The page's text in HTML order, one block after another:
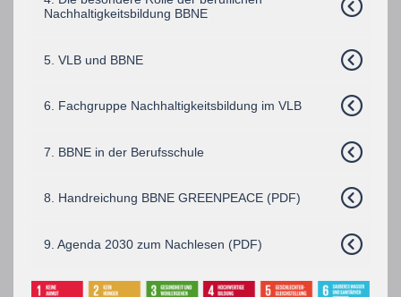
Nachhaltigkeitsbildung BBNE
5. VLB und BBNE
6. Fachgruppe Nachhaltigkeitsbildung im VLB
7. BBNE in der Berufsschule
8. Handreichung BBNE GREENPEACE (PDF)
9. Agenda 2030 zum Nachlesen (PDF)